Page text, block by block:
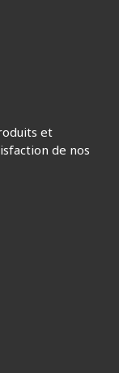
et
de nos